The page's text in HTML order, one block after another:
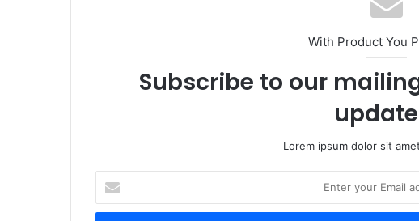
With Product You
Subscribe to our
Lorem ipsum dolor sit
your
Email